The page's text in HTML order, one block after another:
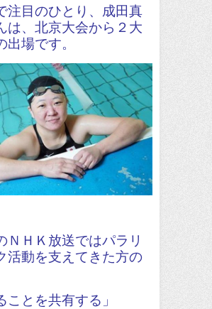
注目のひとり、成田真
は、北京大会から２大
出場です。
ＨＫ放送ではパラリ
活動を支えてきた方の
ことを共有する」